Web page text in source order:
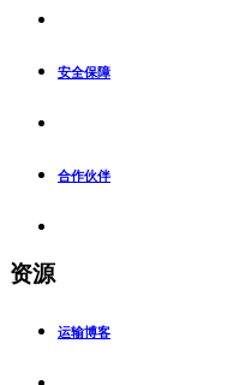
安全保障
合作伙伴
资源
运输博客